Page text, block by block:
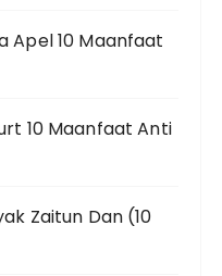
Apel 10 Maanfaat
10 Maanfaat Anti
Zaitun Dan (10